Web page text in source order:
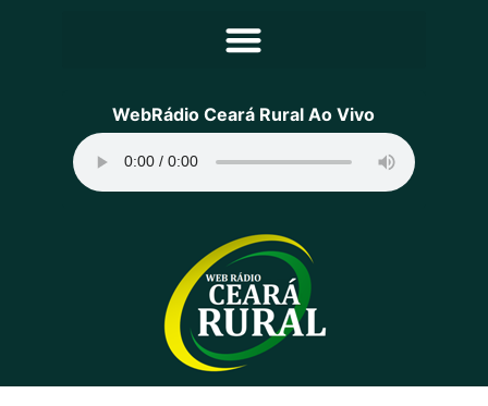
Principal
Programação
Equipe
Contato
Sobre
WebRádio Ceará Rural Ao Vivo